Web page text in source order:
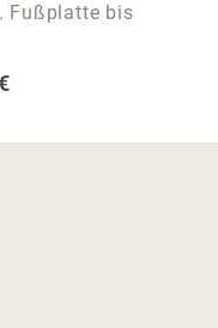
Fußplatte bis